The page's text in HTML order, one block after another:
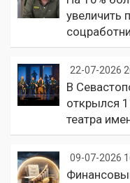
увеличить
22-07-2026
В
открылся
театра
09-07-2026